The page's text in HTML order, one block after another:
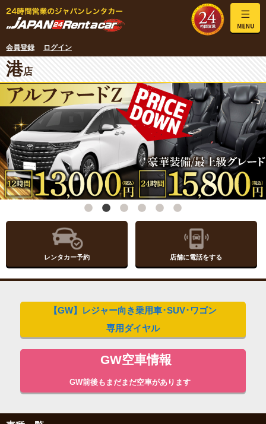
会員登録 ログイン
港店
レンタカー予約 店舗に電話をする
【GW】レジャー向き乗用車･SUV･ワゴン
専用ダイヤル
GW空車情報
GW前後もまだまだ空車があります